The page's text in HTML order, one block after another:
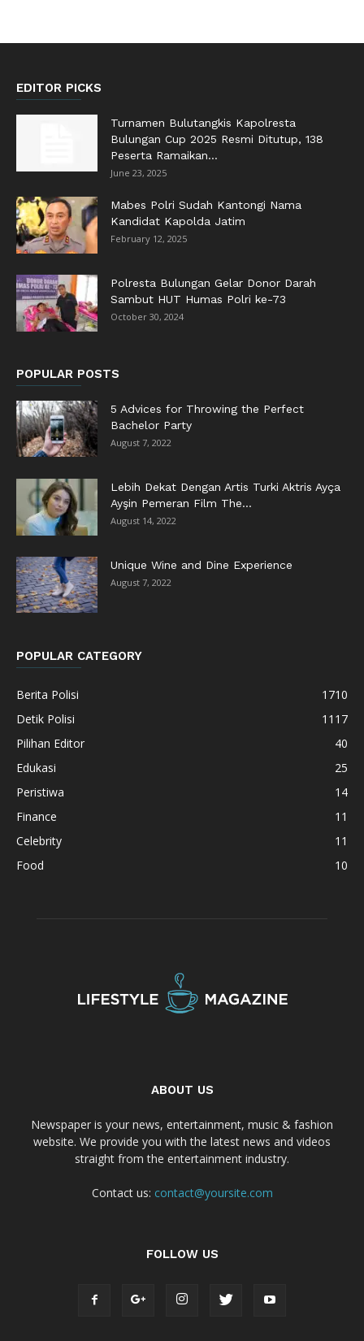
EDITOR PICKS
Turnamen Bulutangkis Kapolresta
Bulungan Cup 2025 Resmi Ditutup, 138
Peserta Ramaikan...
June 23, 2025
Mabes Polri Sudah Kantongi Nama
Kandidat Kapolda Jatim
February 12, 2025
Polresta Bulungan Gelar Donor Darah
Sambut HUT Humas Polri ke-73
October 30, 2024
POPULAR POSTS
5 Advices for Throwing the Perfect
Bachelor Party
August 7, 2022
Lebih Dekat Dengan Artis Turki Aktris Ayça
Ayşin Pemeran Film The...
August 14, 2022
Unique Wine and Dine Experience
August 7, 2022
POPULAR CATEGORY
Berita Polisi
1710
Detik Polisi
1117
Pilihan Editor
40
Edukasi
25
Peristiwa
14
Finance
11
Celebrity
11
Food
10
ABOUT US
Newspaper is your news, entertainment, music & fashion
website. We provide you with the latest news and videos
straight from the entertainment industry.
Contact us: contact@yoursite.com
FOLLOW US